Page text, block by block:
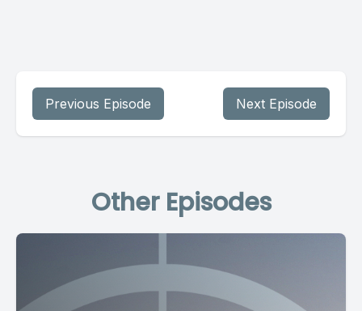
Previous Episode Next Episode
Other Episodes